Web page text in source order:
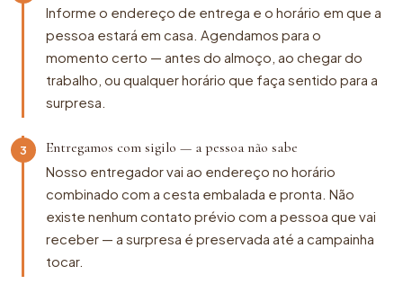
Informe o endereço de entrega e o horário em que a
pessoa estará em casa. Agendamos para o
momento certo — antes do almoço, ao chegar do
trabalho, ou qualquer horário que faça sentido para a
surpresa.
3 Entregamos com sigilo — a pessoa não sabe
Nosso entregador vai ao endereço no horário
combinado com a cesta embalada e pronta. Não
existe nenhum contato prévio com a pessoa que vai
receber — a surpresa é preservada até a campainha
tocar.